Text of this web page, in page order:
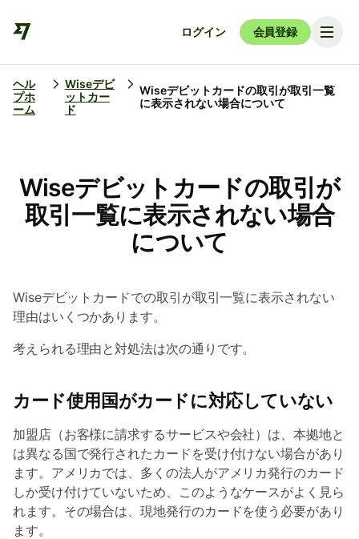
ログイン 会員登録
ヘル
プホ
ーム
Wiseデビ
ットカー
ド
Wiseデビットカードの取引が取引一覧
に表示されない場合について
Wiseデビットカードの取引が
取引一覧に表示されない場合
について
Wiseデビットカードでの取引が取引一覧に表示されない
理由はいくつかあります。
考えられる理由と対処法は次の通りです。
カード使用国がカードに対応していない
加盟店（お客様に請求するサービスや会社）は、本拠地と
は異なる国で発行されたカードを受け付けない場合があり
ます。アメリカでは、多くの法人がアメリカ発行のカード
しか受け付けていないため、このようなケースがよく見ら
れます。その場合は、現地発行のカードを使う必要があり
ます。